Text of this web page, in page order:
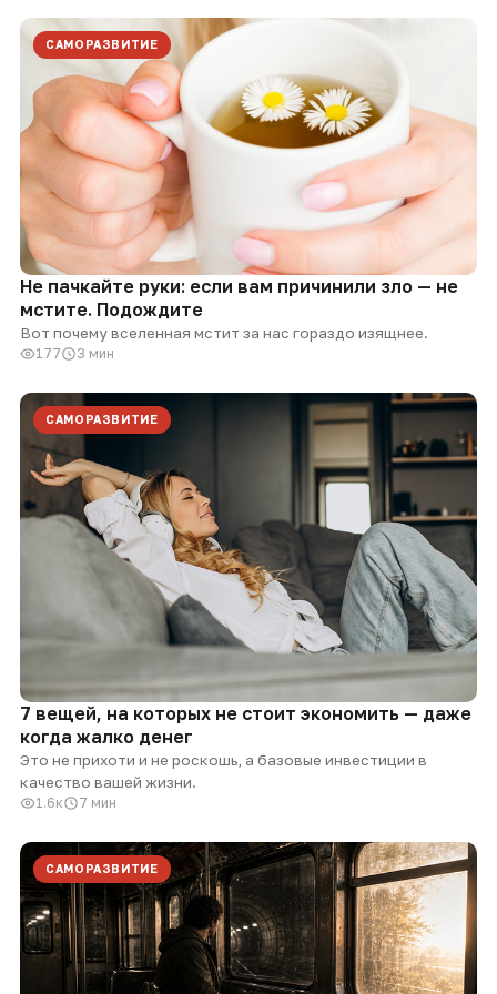
САМОРАЗВИТИЕ
Не пачкайте руки: если вам причинили зло — не
мстите. Подождите
Вот почему вселенная мстит за нас гораздо изящнее.
177 3 мин
САМОРАЗВИТИЕ
7 вещей, на которых не стоит экономить — даже
когда жалко денег
Это не прихоти и не роскошь, а базовые инвестиции в
качество вашей жизни.
1.6к 7 мин
САМОРАЗВИТИЕ